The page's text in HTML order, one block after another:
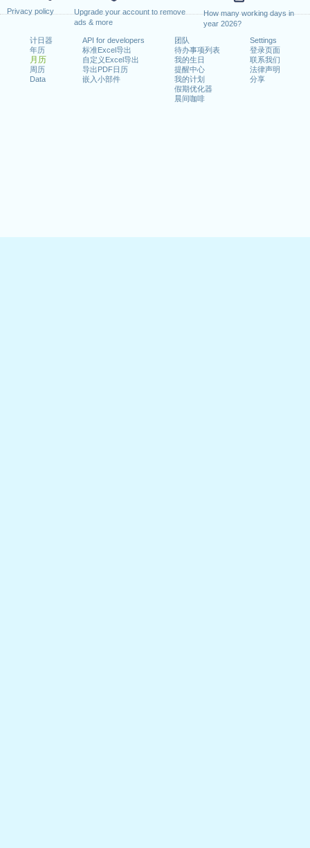
Privacy policy
Upgrade your account to remove
ads & more
How many working days in
year 2026?
计日器
年历
月历
周历
Data
API for developers
标准Excel导出
自定义Excel导出
导出PDF日历
嵌入小部件
团队
待办事项列表
我的生日
提醒中心
我的计划
假期优化器
晨间咖啡
Settings
登录页面
联系我们
法律声明
分享